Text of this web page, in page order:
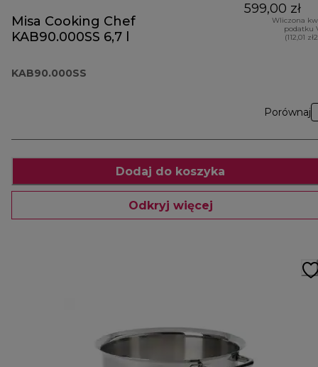
Misa Cooking Chef
KAB90.000SS 6,7 l
KAB90.000SS
599,00 zł
Wliczona
podatku
(112,01
Porównaj
Dodaj do koszyka
Odkryj więcej